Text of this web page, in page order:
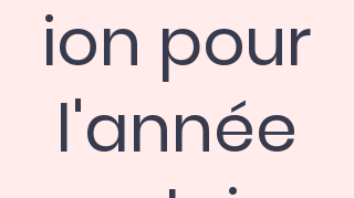
ion pour
l'année